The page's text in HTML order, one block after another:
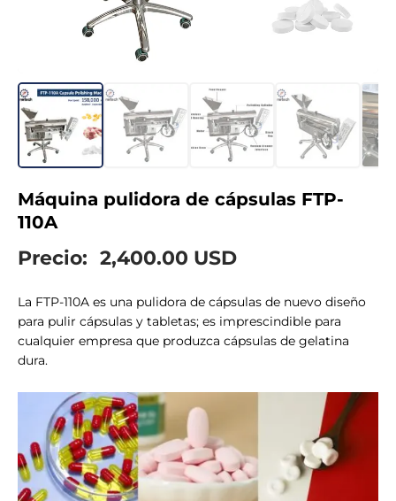
Máquina pulidora de cápsulas FTP-
110A
Precio: 2,400.00 USD
La FTP-110A es una pulidora de cápsulas de nuevo diseño
para pulir cápsulas y tabletas; es imprescindible para
cualquier empresa que produzca cápsulas de gelatina
dura.